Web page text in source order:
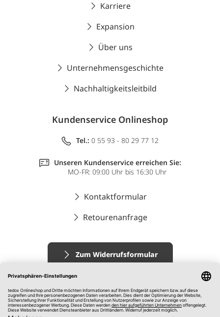
Karriere
Expansion
Über uns
Unternehmensgeschichte
Nachhaltigkeitsleitbild
Kundenservice Onlineshop
Tel.: 0 55 93 - 80 29 77 12
Unseren Kundenservice erreichen Sie:
MO-FR: 09:00 Uhr bis 16:30 Uhr
Kontaktformular
Retourenanfrage
Zum Widerrufsformular
Impressum
AGB